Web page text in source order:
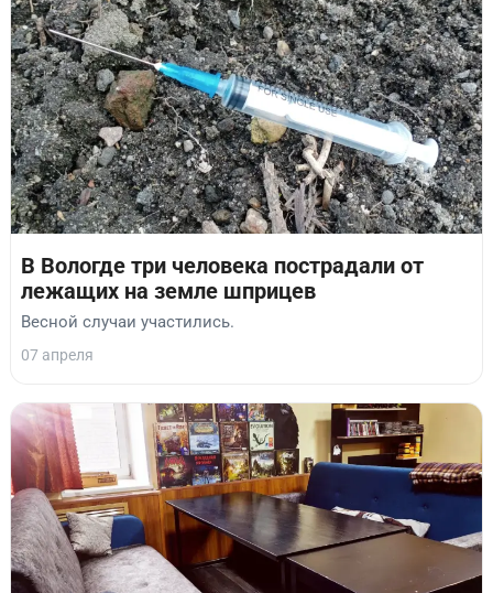
В Вологде три человека пострадали от
лежащих на земле шприцев
Весной случаи участились.
07 апреля